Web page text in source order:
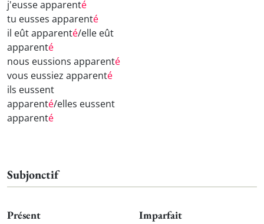
j'eusse apparenté
tu eusses apparenté
il eût apparenté/elle eût
apparenté
nous eussions apparenté
vous eussiez apparenté
ils eussent
apparenté/elles eussent
apparenté
Subjonctif
Présent Imparfait